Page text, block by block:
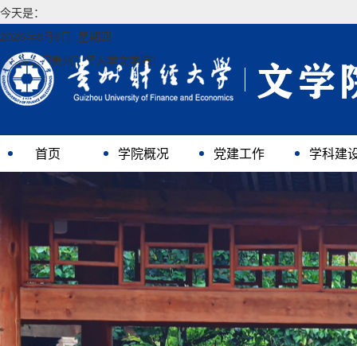
今天是：
2026年8月6日 星期四
欢迎访问贵州财经大学文学院！
首页 学院概况 党建工作 学科建